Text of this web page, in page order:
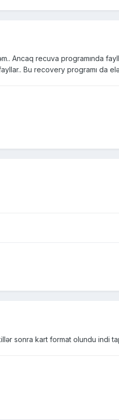
Ancaq recuva programında
Bu recovery programı da elə
sonra kart format olundu indi